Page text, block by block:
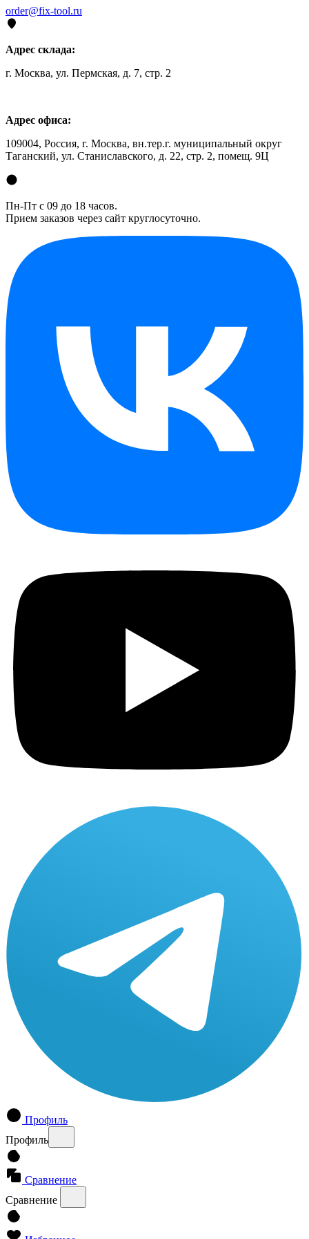
order@fix-tool.ru
Адрес склада:
г. Москва, ул. Пермская, д. 7, стр. 2
Адрес офиса:
109004, Россия, г. Москва, вн.тер.г. муниципальный округ
Таганский, ул. Станиславского, д. 22, стр. 2, помещ. 9Ц
Пн-Пт с 09 до 18 часов.
Прием заказов через сайт круглосуточно.
Профиль
Профиль
Сравнение
Сравнение